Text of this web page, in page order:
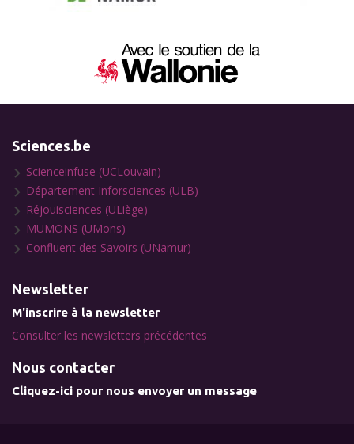
Sciences.be
Scienceinfuse (UCLouvain)
Département Inforsciences (ULB)
Réjouisciences (ULiège)
MUMONS (UMons)
Confluent des Savoirs (UNamur)
Newsletter
M'inscrire à la newsletter
Consulter les newsletters précédentes
Nous contacter
Cliquez-ici pour nous envoyer un message